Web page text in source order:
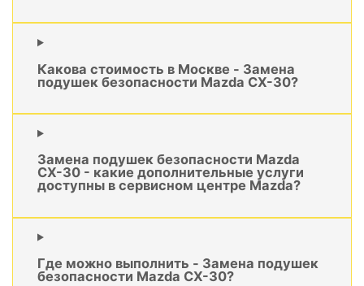
Какова стоимость в Москве - Замена
подушек безопасности Mazda CX-30?
Замена подушек безопасности Mazda
CX-30 - какие дополнительные услуги
доступны в сервисном центре Mazda?
Где можно выполнить - Замена подушек
безопасности Mazda CX-30?